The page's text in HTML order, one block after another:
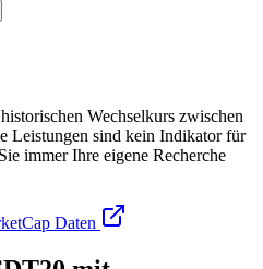
Wechselkurs zwischen
Leistungen sind kein Indikator für
immer Ihre eigene Recherche
Daten